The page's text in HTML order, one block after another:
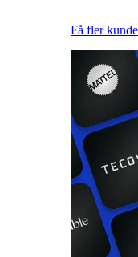
Få fler